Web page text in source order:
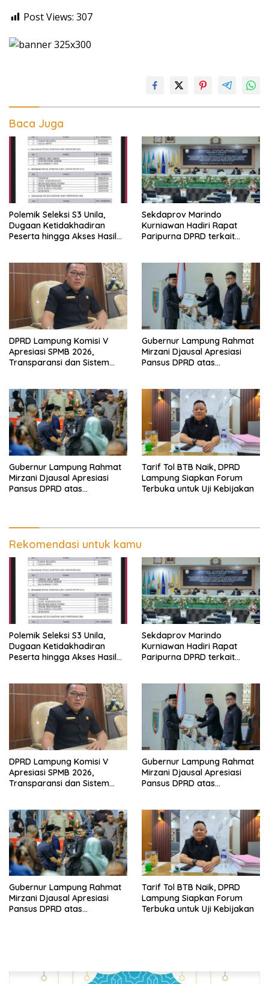
Post Views: 307
Baca Juga
Polemik Seleksi S3 Unila,
Dugaan Ketidakhadiran
Peserta hingga Akses Hasil
Sekdaprov Marindo
Kurniawan Hadiri Rapat
Paripurna DPRD terkait
Daerah Provinsi Lampung
Tahun 2026
DPRD Lampung Komisi V
Apresiasi SPMB 2026,
Transparansi dan Sistem
yang Sukses
Gubernur Lampung Rahmat
Mirzani Djausal Apresiasi
Pansus DPRD atas
Rapat Paripurna DPRD
Lampung
Gubernur Lampung Rahmat
Mirzani Djausal Apresiasi
Pansus DPRD atas
Lampung
Tarif Tol BTB Naik, DPRD
Lampung Siapkan Forum
Terbuka untuk Uji Kebijakan
Rekomendasi untuk kamu
Polemik Seleksi S3 Unila,
Dugaan Ketidakhadiran
Peserta hingga Akses Hasil
Sekdaprov Marindo
Kurniawan Hadiri Rapat
Paripurna DPRD terkait
Daerah Provinsi Lampung
Tahun 2026
DPRD Lampung Komisi V
Apresiasi SPMB 2026,
Transparansi dan Sistem
yang Sukses
Gubernur Lampung Rahmat
Mirzani Djausal Apresiasi
Pansus DPRD atas
Rapat Paripurna DPRD
Lampung
Gubernur Lampung Rahmat
Mirzani Djausal Apresiasi
Pansus DPRD atas
Tarif Tol BTB Naik, DPRD
Lampung Siapkan Forum
Terbuka untuk Uji Kebijakan